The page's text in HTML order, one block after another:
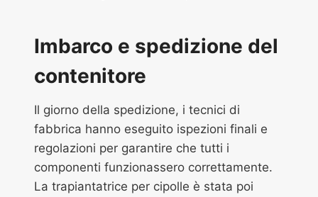
Imbarco e spedizione del
contenitore
Il giorno della spedizione, i tecnici di
fabbrica hanno eseguito ispezioni finali e
regolazioni per garantire che tutti i
componenti funzionassero correttamente.
La trapiantatrice per cipolle è stata poi